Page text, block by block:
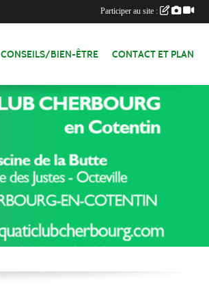
CONSEILS/BIEN-ÊTRE CONTACT ET PLAN
Participer au site :